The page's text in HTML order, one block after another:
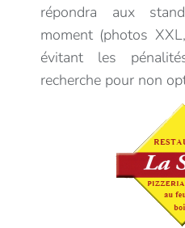
répondra aux
moment (photos
évitant les
recherche pour non